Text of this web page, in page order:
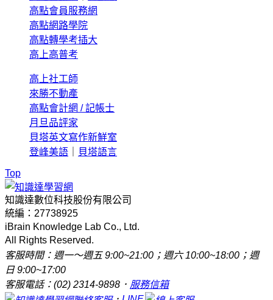
高點會員服務網
高點網路學院
高點轉學考插大
高上高普考
高上社工師
來勝不動產
高點會計網 / 記帳士
月旦品評家
貝塔英文寫作新鮮室
登峰美語
貝塔語言
Top
知識達數位科技股份有限公司
統編：27738925
iBrain Knowledge Lab Co., Ltd.
All Rights Reserved.
客服時間：週一～週五 9:00~21:00；週六 10:00~18:00；週
日 9:00~17:00
客服電話：(02) 2314-9898． 服務信箱